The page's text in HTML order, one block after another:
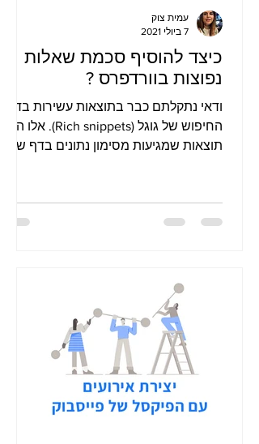
כיצד להוסיף סכמת שאלות
נפוצות בוורדפרס ?
ודאי נתקלתם כבר בתוצאות עשירות בדף
החיפוש של גוגל (Rich snippets). אלו הן
תוצאות שמגיעות מסימון נתונים בדף שלנו
עמית צוק
7 ביולי 2021